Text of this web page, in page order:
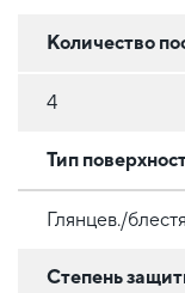
Количество
4
Тип
Глянцев./
Степень